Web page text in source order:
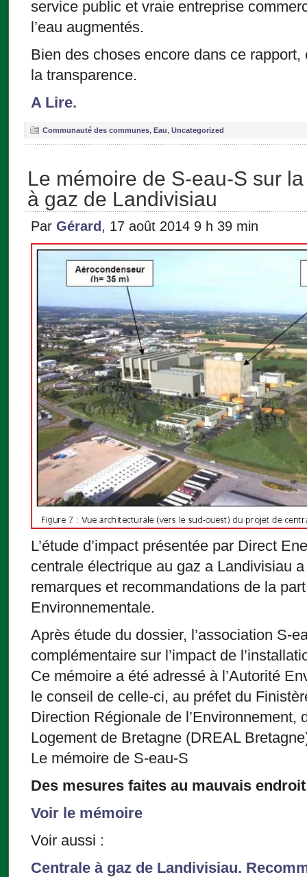
service public et vraie entreprise
l’eau augmentés.
Bien des choses encore dans ce
la transparence.
A Lire.
Communauté des communes Eau Uncategorized
Le mémoire de S-eau-S sur
à gaz de Landivisiau
Par Gérard , 17 août 2014 9 h 39 min
L’étude d’impact présentée par Direct
centrale électrique au gaz a Landivisiau
remarques et recommandations de la
Environnementale.
Après étude du dossier, l’association S-
complémentaire sur l’impact de
Ce mémoire a été adressé à l’Autorité
le conseil de celle-ci, au préfet du
Direction Régionale de l’Environnement,
Logement de Bretagne (DREAL
Le mémoire de S-eau-S
Des mesures faites au mauvais
Voir le mémoire
Voir aussi :
Centrale à gaz de Landivisiau.